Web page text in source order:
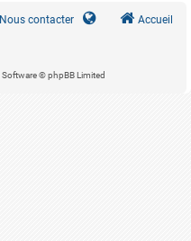
Accueil
Nous contacter
© phpBB Limited